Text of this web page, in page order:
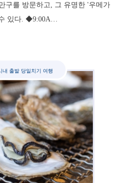
구를 방문하고, 그 유명한 '우메가
있다. ◆9:00A…
내 출발 당일치기 여행